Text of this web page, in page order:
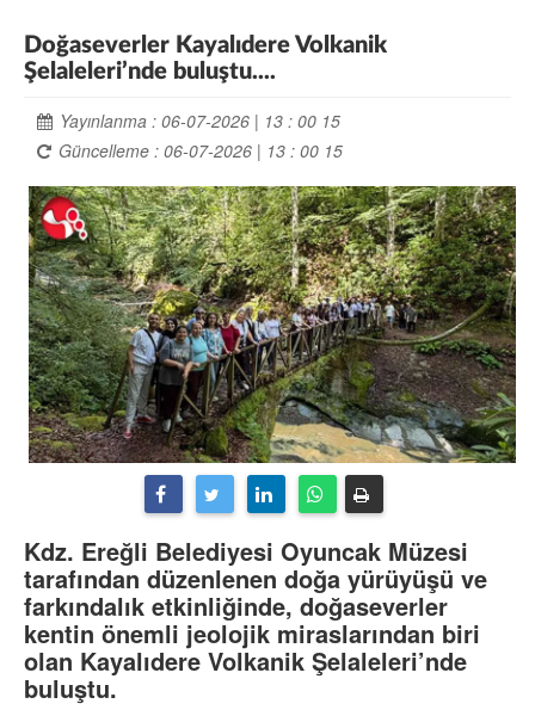
Doğaseverler Kayalıdere Volkanik
Şelaleleri’nde buluştu....
Yayınlanma : 06-07-2026 | 13 : 00 15
Güncelleme : 06-07-2026 | 13 : 00 15
Kdz. Ereğli Belediyesi Oyuncak Müzesi
tarafından düzenlenen doğa yürüyüşü ve
farkındalık etkinliğinde, doğaseverler
kentin önemli jeolojik miraslarından biri
olan Kayalıdere Volkanik Şelaleleri’nde
buluştu.